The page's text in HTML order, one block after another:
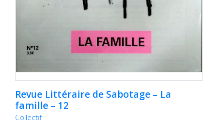
Revue Littéraire de Sabotage – La
famille – 12
Collectif